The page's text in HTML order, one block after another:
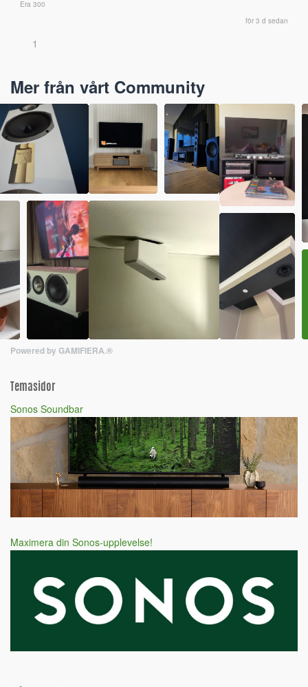
Era 300
för 3 d sedan
1
Mer från vårt Community
Powered by GAMIFIERA.®
Temasidor
Sonos Soundbar
Maximera din Sonos-upplevelse!